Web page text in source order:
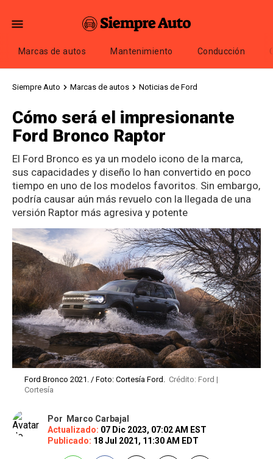
Marcas de autos Mantenimiento Conducción
Siempre Auto Marcas de autos Noticias de Ford
Cómo será el impresionante
Ford Bronco Raptor
El Ford Bronco es ya un modelo icono de la marca,
sus capacidades y diseño lo han convertido en poco
tiempo en uno de los modelos favoritos. Sin embargo,
podría causar aún más revuelo con la llegada de una
versión Raptor más agresiva y potente
Ford Bronco 2021. / Foto: Cortesía Ford. Crédito: Ford |
Cortesía
Por
Marco Carbajal
Actualizado: 07 Dic 2023, 07:02 AM EST
Publicado: 18 Jul 2021, 11:30 AM EDT